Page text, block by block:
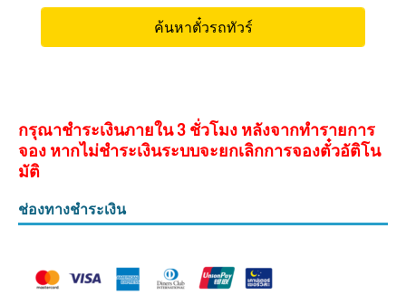
กรุณาชำระเงินภายใน 3 ชั่วโมง หลังจากทำรายการ
จอง หากไม่ชำระเงินระบบจะยกเลิกการจองตั๋วอัติโน
มัติ
ช่องทางชำระเงิน